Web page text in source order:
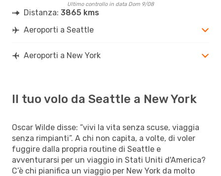
Ultimo controllo in data Dom 9/08
Distanza: 3865 kms
Aeroporti a Seattle
Aeroporti a New York
Il tuo volo da Seattle a New York
Oscar Wilde disse: “vivi la vita senza scuse, viaggia
senza rimpianti”. A chi non capita, a volte, di voler
fuggire dalla propria routine di Seattle e
avventurarsi per un viaggio in Stati Uniti d'America?
C’è chi pianifica un viaggio per New York da molto